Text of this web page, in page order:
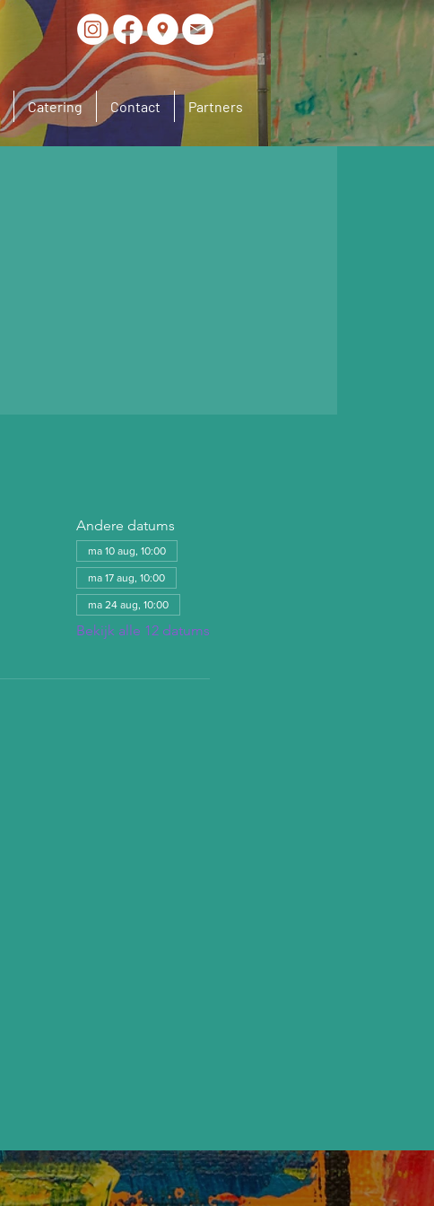
Catering Contact Partners
Andere datums
ma 10 aug, 10:00
ma 17 aug, 10:00
ma 24 aug, 10:00
Bekijk alle 12 datums